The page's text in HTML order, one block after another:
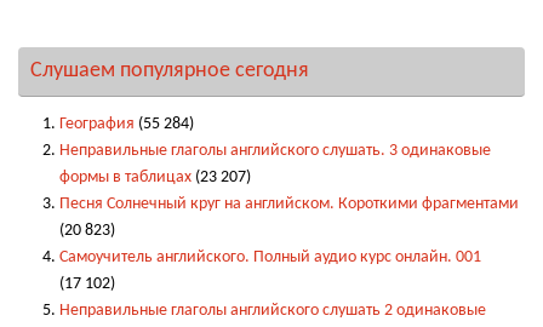
Слушаем популярное сегодня
География (55 284)
Неправильные глаголы английского слушать. 3 одинаковые
формы в таблицах (23 207)
Песня Солнечный круг на английском. Короткими фрагментами
(20 823)
Самоучитель английского. Полный аудио курс онлайн. 001
(17 102)
Неправильные глаголы английского слушать 2 одинаковые